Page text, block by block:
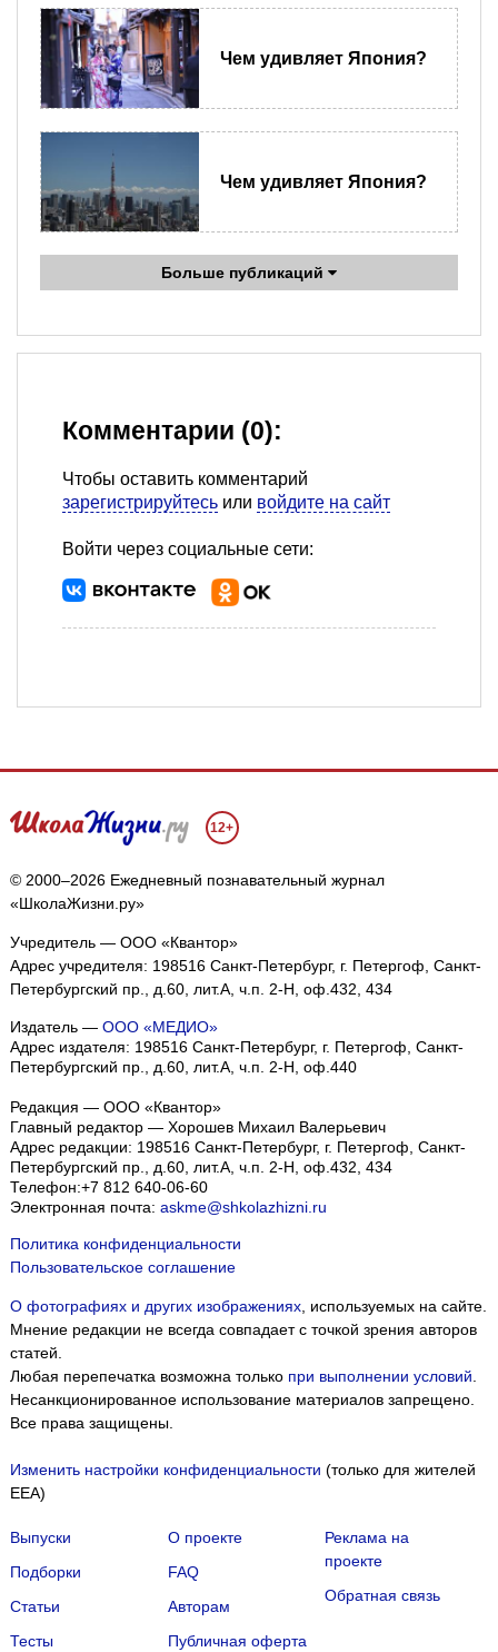
Чем удивляет Япония?
Чем удивляет Япония?
Больше публикаций
Комментарии (0):
Чтобы оставить комментарий
зарегистрируйтесь или войдите на сайт
Войти через социальные сети:
12+
© 2000–2026 Ежедневный познавательный журнал
«ШколаЖизни.ру»
Учредитель — ООО «Квантор»
Адрес учредителя: 198516 Санкт-Петербург, г. Петергоф, Санкт-
Петербургский пр., д.60, лит.А, ч.п. 2-Н, оф.432, 434
Издатель — ООО «МЕДИО»
Адрес издателя: 198516 Санкт-Петербург, г. Петергоф, Санкт-
Петербургский пр., д.60, лит.А, ч.п. 2-Н, оф.440
Редакция — ООО «Квантор»
Главный редактор — Хорошев Михаил Валерьевич
Адрес редакции: 198516 Санкт-Петербург, г. Петергоф Санкт-
Петербургский пр., д.60, лит.А, ч.п. 2-Н, оф.432, 434
Телефон:+7 812 640-06-60
Электронная почта: askme@shkolazhizni.ru
Политика конфиденциальности
Пользовательское соглашение
О фотографиях и других изображениях, используемых на сайте.
Мнение редакции не всегда совпадает с точкой зрения авторов
статей.
Любая перепечатка возможна только при выполнении условий
Несанкционированное использование материалов запрещено.
Все права защищены.
Изменить настройки конфиденциальности (только для жителей
EEA)
Выпуски
Подборки
Статьи
Тесты
О проекте
FAQ
Авторам
Публичная оферта
Реклама на
проекте
Обратная связь